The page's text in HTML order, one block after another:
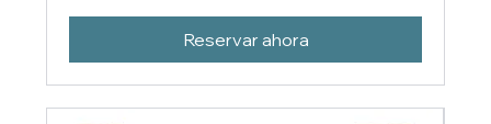
Reservar ahora